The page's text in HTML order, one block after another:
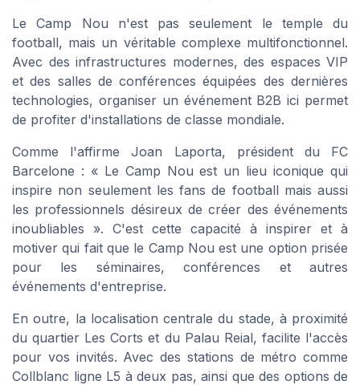
Le Camp Nou n'est pas seulement le temple du
football, mais un véritable complexe multifonctionnel.
Avec des infrastructures modernes, des espaces VIP
et des salles de conférences équipées des dernières
technologies, organiser un événement B2B ici permet
de profiter d'installations de classe mondiale.
Comme l'affirme Joan Laporta, président du FC
Barcelone : « Le Camp Nou est un lieu iconique qui
inspire non seulement les fans de football mais aussi
les professionnels désireux de créer des événements
inoubliables ». C'est cette capacité à inspirer et à
motiver qui fait que le Camp Nou est une option prisée
pour les séminaires, conférences et autres
événements d'entreprise.
En outre, la localisation centrale du stade, à proximité
du quartier Les Corts et du Palau Reial, facilite l'accès
pour vos invités. Avec des stations de métro comme
Collblanc ligne L5 à deux pas, ainsi que des options de